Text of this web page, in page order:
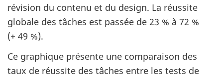
révision du contenu et du design. La réussite
globale des tâches est passée de 23 % à 72 %
(+ 49 %).
Ce graphique présente une comparaison des
taux de réussite des tâches entre les tests de